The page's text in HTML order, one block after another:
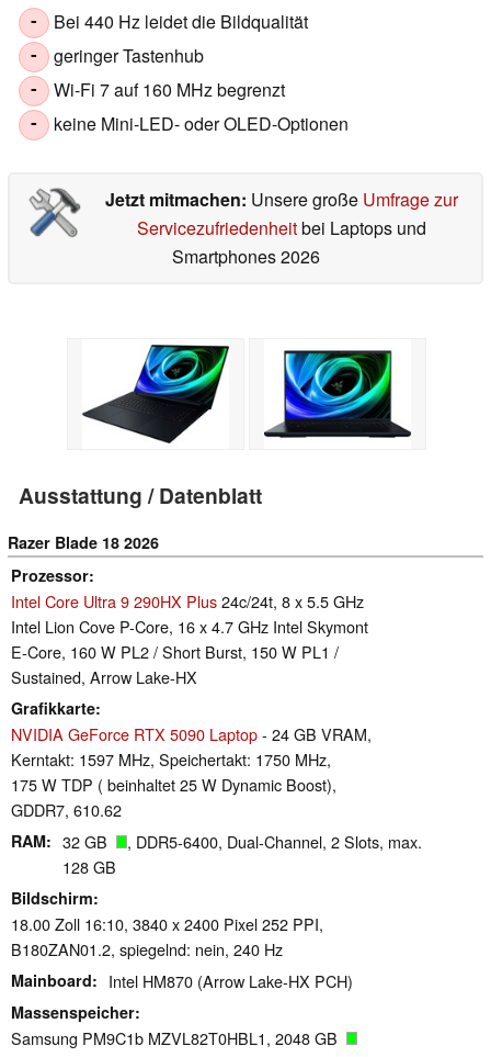
- Bei 440 Hz leidet die Bildqualität
- geringer Tastenhub
- Wi-Fi 7 auf 160 MHz begrenzt
- keine Mini-LED- oder OLED-Optionen
Jetzt mitmachen: Unsere große Umfrage zur
Servicezufriedenheitbei Laptops und
Smartphones 2026
Ausstattung / Datenblatt
Razer Blade 18 2026
Prozessor
Intel Core Ultra 9 290HX Plus24c/24t, 8 x 5.5 GHz
Intel Lion Cove P-Core, 16 x 4.7 GHz Intel Skymont
E-Core, 160 W PL2 / Short Burst, 150 W PL1 /
Sustained, Arrow Lake-HX
Grafikkarte
NVIDIA GeForce RTX 5090 Laptop- 24 GB VRAM,
Kerntakt: 1597 MHz, Speichertakt: 1750 MHz,
175 W TDP ( beinhaltet 25 W Dynamic Boost),
GDDR7, 610.62
RAM 32 GB
, DDR5-6400, Dual-Channel, 2 Slots, max.
128 GB
Bildschirm
18.00 Zoll 16:10, 3840 x 2400 Pixel 252 PPI,
B180ZAN01.2, spiegelnd: nein, 240 Hz
Mainboard Intel HM870 (Arrow Lake-HX PCH)
Massenspeicher
Samsung PM9C1b MZVL82T0HBL1, 2048 GB